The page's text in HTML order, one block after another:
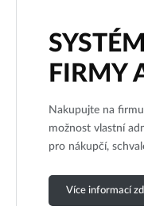
FIRMY
Nakupujte na
možnost vlastní
pro nákupčí,
Více informací